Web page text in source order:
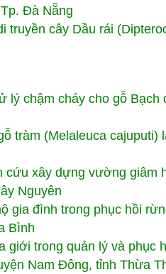
Đà Nẵng
truyền cây Dầu rái
lý chậm cháy cho gỗ Bạch
tràm (Melaleuca cajuputi)
cứu xây dựng vường giâm
Nguyên
gia đình trong phục hồi
Bình
giới trong quản lý và phục
Nam Đông, tỉnh Thừa